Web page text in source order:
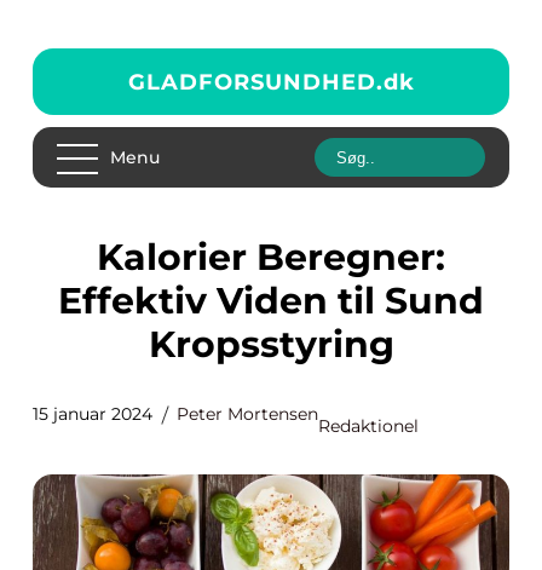
GLADFORSUNDHED.dk
Menu
Kalorier Beregner:
Effektiv Viden til Sund
Kropsstyring
15 januar 2024 Peter Mortensen
Redaktionel